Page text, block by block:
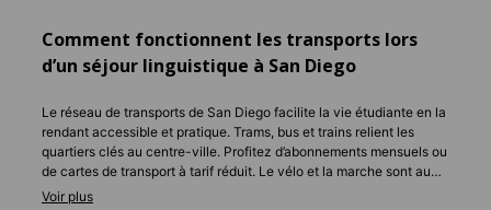
Comment fonctionnent les transports lors
d’un séjour linguistique à San Diego
Le réseau de transports de San Diego facilite la vie étudiante en la
rendant accessible et pratique. Trams, bus et trains relient les
quartiers clés au centre-ville. Profitez d’abonnements mensuels ou
de cartes de transport à tarif réduit. Le vélo et la marche sont aussi
très prisés dans les zones côtières et centrales. Le climat